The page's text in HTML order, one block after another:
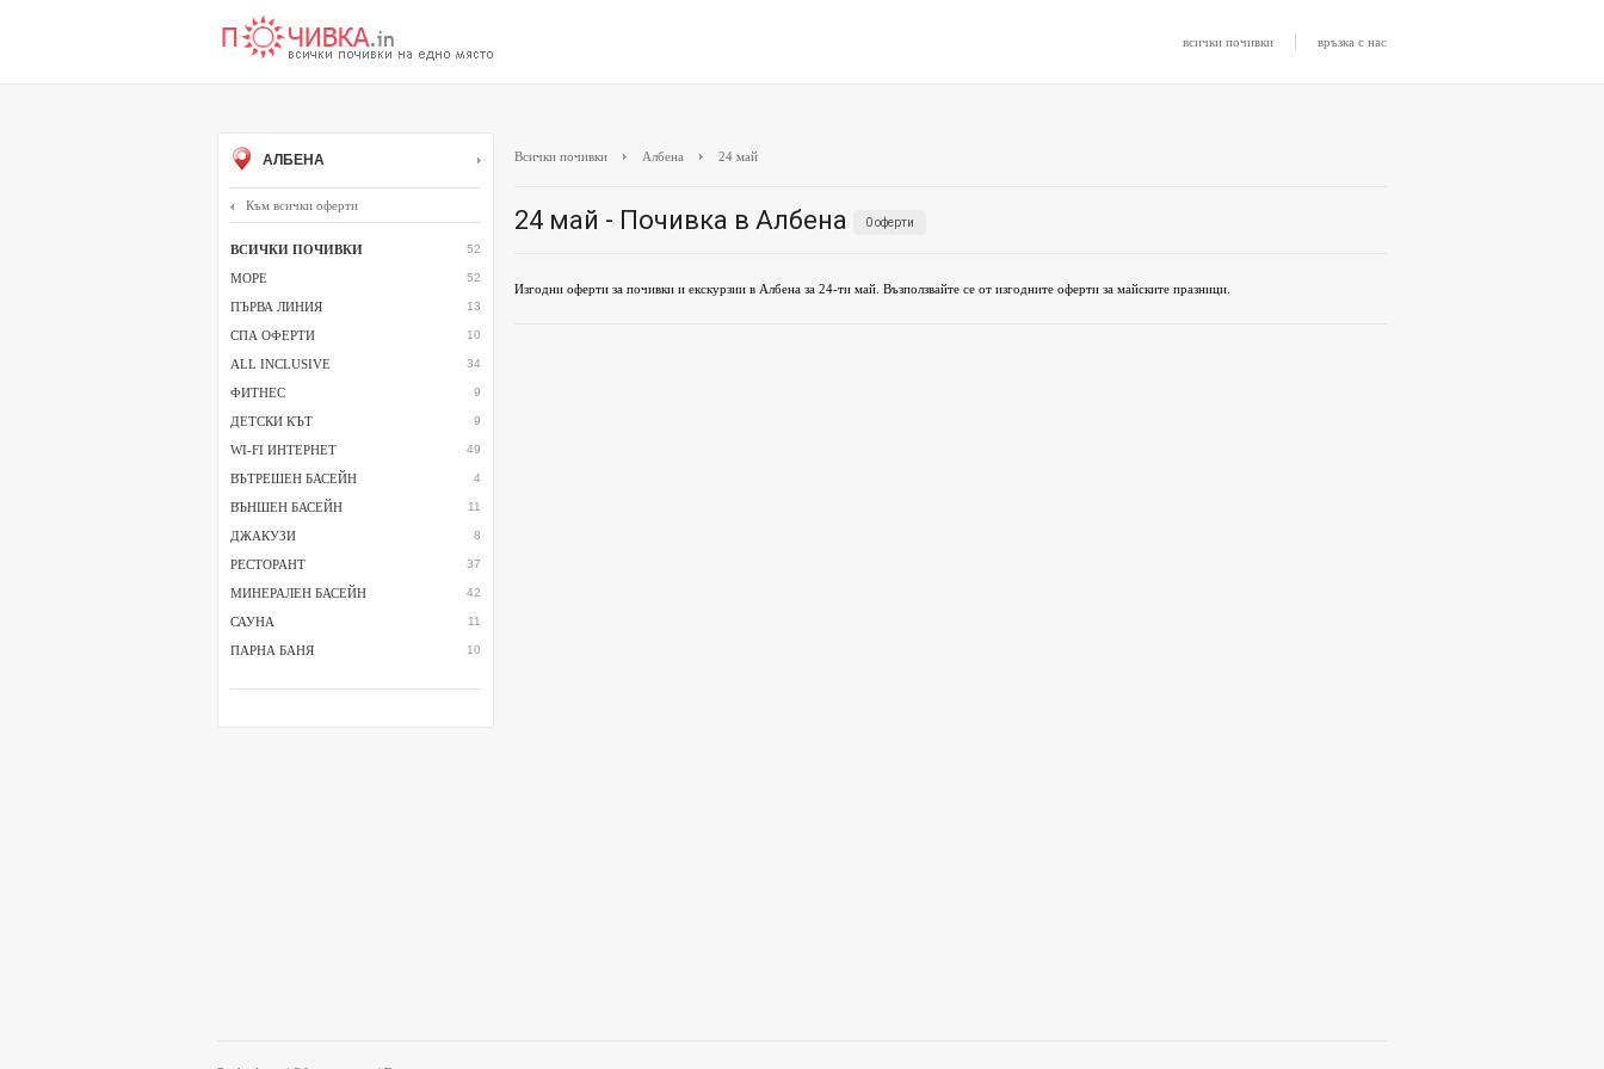
всички почивки | връзка с нас
АЛБЕНА
Към всички оферти
ВСИЧКИ ПОЧИВКИ 52
МОРЕ 52
ПЪРВА ЛИНИЯ 13
СПА ОФЕРТИ 10
ALL INCLUSIVE 34
ФИТНЕС 9
ДЕТСКИ КЪТ 9
WI-FI ИНТЕРНЕТ 49
ВЪТРЕШЕН БАСЕЙН 4
ВЪНШЕН БАСЕЙН 11
ДЖАКУЗИ 8
РЕСТОРАНТ 37
МИНЕРАЛЕН БАСЕЙН 42
САУНА 11
ПАРНА БАНЯ 10
Всички почивки Албена 24 май
24 май - Почивка в Албена 0 оферти
Изгодни оферти за почивки и екскурзии в Албена за 24-ти май. Възползвайте се от изгодните оферти за майските празници.